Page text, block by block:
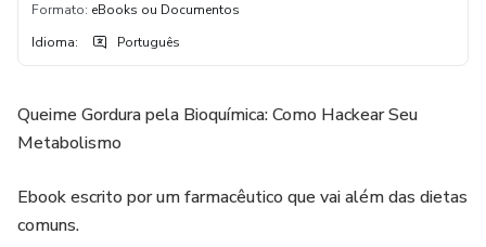
Formato: eBooks ou Documentos
Idioma: Português
Queime Gordura pela Bioquímica: Como Hackear Seu
Metabolismo
Ebook escrito por um farmacêutico que vai além das dietas
comuns.